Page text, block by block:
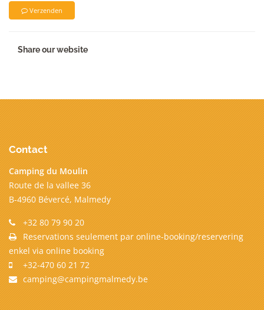
Verzenden
Share our website
Contact
Camping du Moulin
Route de la vallee 36
B-4960 Bévercé, Malmedy
+32 80 79 90 20
Reservations seulement par online-booking/reservering
enkel via online booking
+32-470 60 21 72
camping@campingmalmedy.be